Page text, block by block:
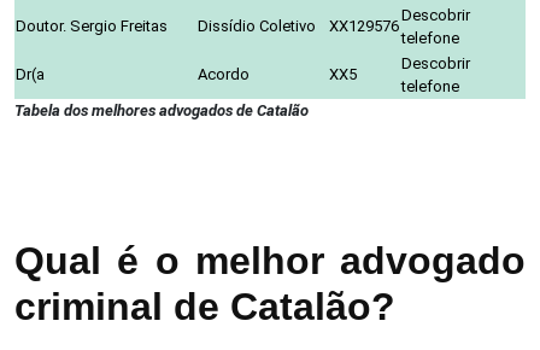
Doutor. Sergio Freitas
Dissídio Coletivo XX129576
Descobrir
telefone
Dr(a
Acordo XX5
Descobrir
telefone
Tabela dos melhores advogados de Catalão
Qual é o melhor advogado
criminal de Catalão?